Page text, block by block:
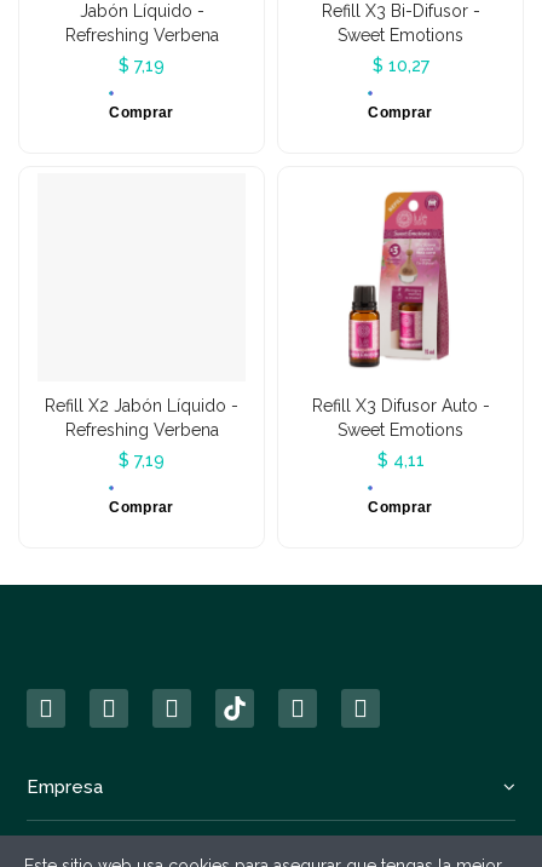
Jabón Líquido -
Refreshing Verbena
$ 7,19
Comprar
Refill X3 Bi-Difusor -
Sweet Emotions
$ 10,27
Comprar
Refill X2 Jabón Líquido -
Refreshing Verbena
$ 7,19
Comprar
Refill X3 Difusor Auto -
Sweet Emotions
$ 4,11
Comprar
Empresa